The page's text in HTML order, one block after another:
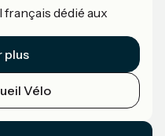
français dédié aux
plus
Vélo